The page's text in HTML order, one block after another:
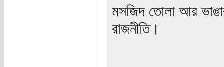
মসজিদ তোলা আর
রাজনীতি।